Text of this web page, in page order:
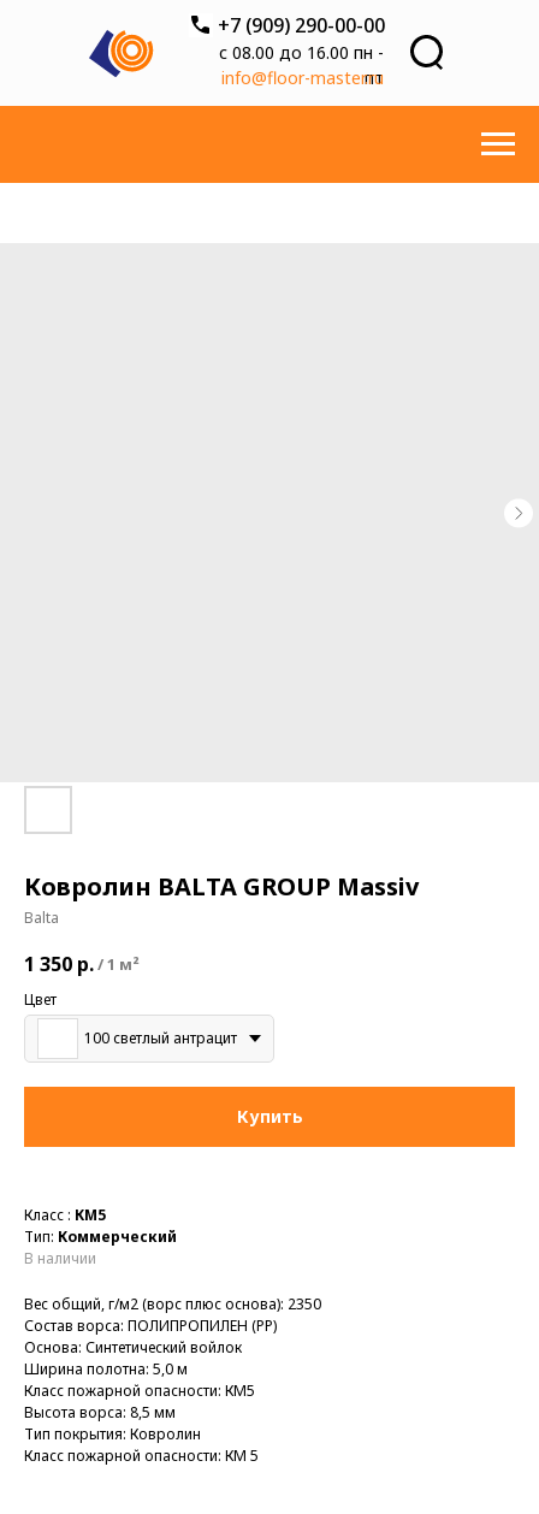
с 08.00 до 16.00 пн -
пт
+7 (909) 290-00-00
info@floor-master.ru
Ковролин BALTA GROUP Massiv
Balta
1 350 р./1 м²
Цвет
100 светлый антрацит
Купить
Класс : КМ5
Тип: Коммерческий
В наличии
Вес общий, г/м2 (ворс плюс основа): 2350
Состав ворса: ПОЛИПРОПИЛЕН (PP)
Основа: Синтетический войлок
Ширина полотна: 5,0 м
Класс пожарной опасности: КМ5
Высота ворса: 8,5 мм
Тип покрытия: Ковролин
Класс пожарной опасности: КМ 5